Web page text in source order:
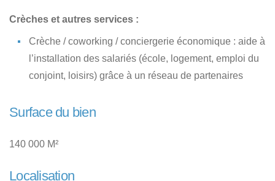
Crèches et autres services :
Crèche / coworking / conciergerie économique : aide à
l’installation des salariés (école, logement, emploi du
conjoint, loisirs) grâce à un réseau de partenaires
Surface du bien
140 000 M²
Localisation